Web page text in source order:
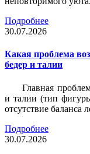
Подробнее
30.07.2026
Какая проблема
бедер и талии
Главная
и талии (тип
отсутствие баланса
Подробнее
30.07.2026